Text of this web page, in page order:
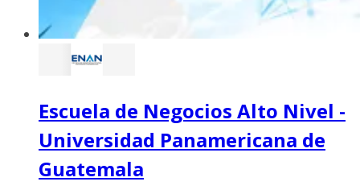
Escuela de Negocios Alto Nivel -
Universidad Panamericana de
Guatemala